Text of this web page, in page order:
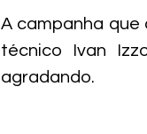
A campanha que
técnico Ivan
agradando.